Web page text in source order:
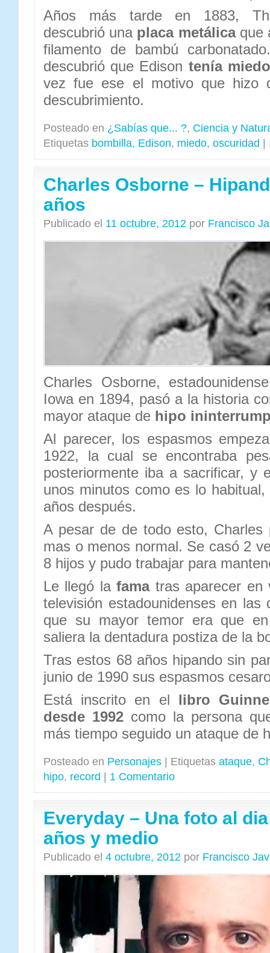
Años más tarde en 1883,
descubrió una placa metálicaque
filamento de bambú
descubrió que Edison tenía
vez fue ese el motivo que hizo
descubrimiento.
Posteado en ¿Sabías que... ?, Ciencia y
Etiquetas bombilla, Edison, miedo, oscuridad
Charles Osborne –
años
Publicado el 11 octubre, 2012 por Francisco
Charles Osborne,
Iowa en 1894, pasó a la historia
mayor ataque de hipo
Al parecer, los espasmos
1922, la cual se encontraba
posteriormente iba a sacrificar, y
unos minutos como es lo
años después.
A pesar de de todo esto, Charles
mas o menos normal. Se casó 2
8 hijos y pudo trabajar para
Le llegó lafamatras aparecer en
televisión estadounidenses en las
que su mayor temor era que
saliera la dentadura postiza de la
Tras estos 68 años hipando sin
junio de 1990 sus espasmos
Está inscrito en el libro
desde 1992como la persona
más tiempo seguido un ataque de
Posteado en Personajes Etiquetas ataque,
hipo, record 1 Comentario
Everyday – Una foto al
años y medio
Publicado el 4 octubre, 2012 por Francisco